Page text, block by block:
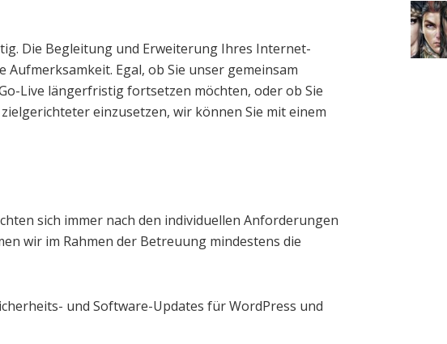
Die Begleitung und Erweiterung Ihres Internet-
Egal, ob Sie unser gemeinsam
Live längerfristig fortsetzen möchten, oder ob Sie
einzusetzen, wir können Sie mit einem
sich immer nach den individuellen Anforderungen
wir im Rahmen der Betreuung mindestens die
und Software-Updates für WordPress und